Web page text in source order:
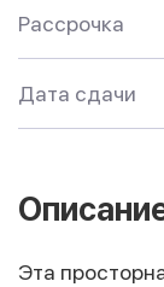
Рассрочка
Дата сдачи
Эта